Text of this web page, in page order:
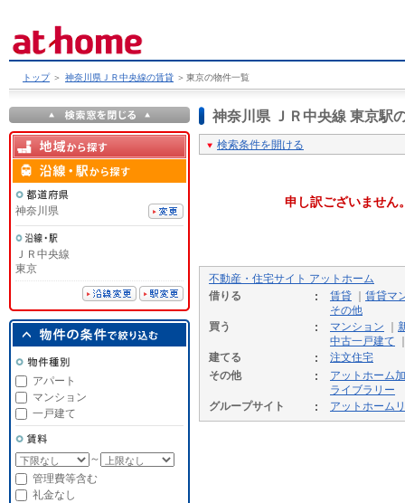
トップ ＞ 神奈川県ＪＲ中央線の賃貸 ＞ 東京の物件一覧
神奈川県 ＪＲ中央線 東京駅
検索条件を開ける
申し訳ございません
不動産・住宅サイト アットホーム
借りる
賃貸
賃貸マ
その他
買う
マンション
中古一戸建て
建てる
注文住宅
その他
アットホーム
ライブラリー
グループサイト
アットホーム
神奈川県
ＪＲ中央線
東京
アパート
マンション
一戸建て
～
管理費等含む
礼金なし